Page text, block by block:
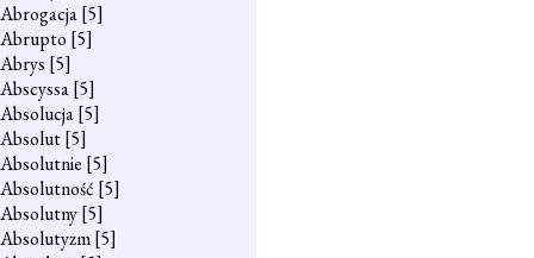
Abrogacja[5]
Abrupto [5]
Abrys [5]
Abscyssa[5]
Absolucja[5]
Absolut[5]
Absolutnie [5]
Absolutność [5]
Absolutny[5]
Absolutyzm[5]